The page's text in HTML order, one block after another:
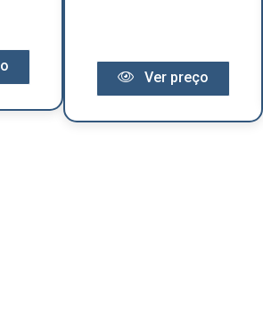
Ver preço